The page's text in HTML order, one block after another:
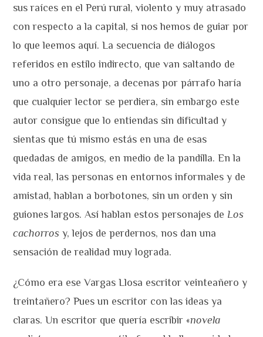
sus raíces en el Perú rural, violento y muy atrasado
con respecto a la capital, si nos hemos de guiar por
lo que leemos aquí. La secuencia de diálogos
referidos en estilo indirecto, que van saltando de
uno a otro personaje, a decenas por párrafo haría
que cualquier lector se perdiera, sin embargo este
autor consigue que lo entiendas sin dificultad y
sientas que tú mismo estás en una de esas
quedadas de amigos, en medio de la pandilla. En la
vida real, las personas en entornos informales y de
amistad, hablan a borbotones, sin un orden y sin
guiones largos. Así hablan estos personajes de Los
cachorros y, lejos de perdernos, nos dan una
sensación de realidad muy lograda.
¿Cómo era ese Vargas Llosa escritor veinteañero y
treintañero? Pues un escritor con las ideas ya
claras. Un escritor que quería escribir «novela